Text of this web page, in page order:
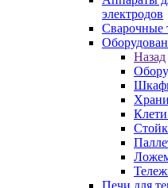
электродов
Сварочные
Назад
Печи для